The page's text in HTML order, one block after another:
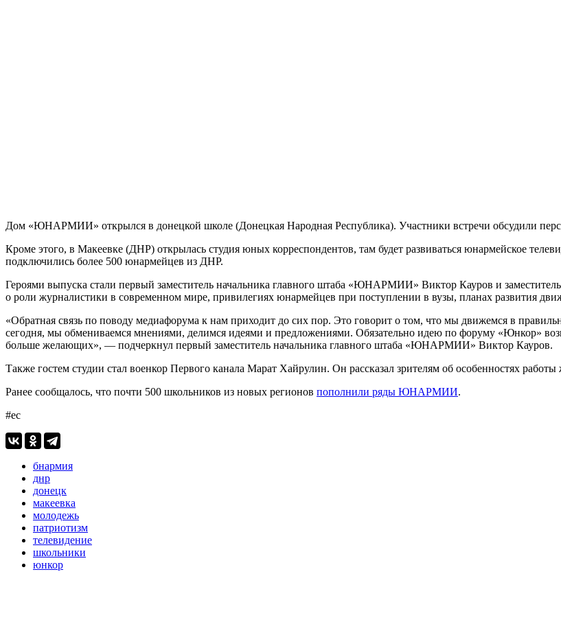
Дом «ЮНАРМИИ» открылся в донецкой школе (Донецкая Народная Республика). Участники встречи обсудили
Кроме этого, в Макеевке (ДНР) открылась студия юных корреспондентов, там будет развиваться юнармейское
подключились более 500 юнармейцев из ДНР.
Героями выпуска стали первый заместитель начальника главного штаба «ЮНАРМИИ» Виктор Кауров и
о роли журналистики в современном мире, привилегиях юнармейцев при поступлении в вузы, планах развития
«Обратная связь по поводу медиафорума к нам приходит до сих пор. Это говорит о том, что мы движемся в
сегодня, мы обмениваемся мнениями, делимся идеями и предложениями. Обязательно идею по форуму «Юнкор»
больше желающих», — подчеркнул первый заместитель начальника главного штаба «ЮНАРМИИ» Виктор Кауров.
Также гостем студии стал военкор Первого канала Марат Хайрулин. Он рассказал зрителям об особенностях
Ранее сообщалось, что почти 500 школьников из новых регионов пополнили ряды ЮНАРМИИ.
#ес
бнармия
днр
донецк
макеевка
молодежь
патриотизм
телевидение
школьники
юнкор